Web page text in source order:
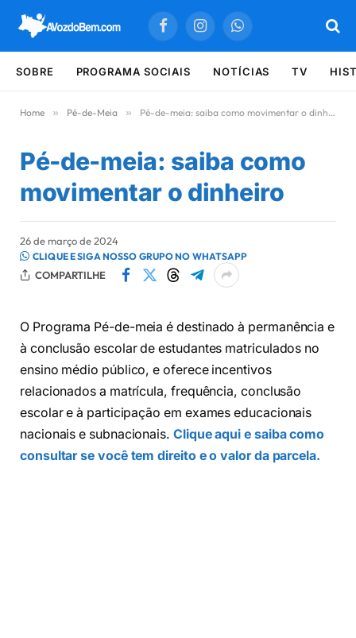
FacebookInstagramWhatsApp
SOBRE PROGRAMA SOCIAIS NOTÍCIAS TV
Home » Pé-de-Meia » Pé-de-meia: saiba como movimentar o dinheiro
Pé-de-meia: saiba como
movimentar o dinheiro
26 de março de 2024
CLIQUE E SIGA NOSSO GRUPO NO WHATSAPP
COMPARTILHE
O Programa Pé-de-meia é destinado à permanência e
à conclusão escolar de estudantes matriculados no
ensino médio público, e oferece incentivos
relacionados a matrícula, frequência, conclusão
escolar e à participação em exames educacionais
nacionais e subnacionais. Clique aqui e saiba como
consultar se você tem direito e o valor da parcela.